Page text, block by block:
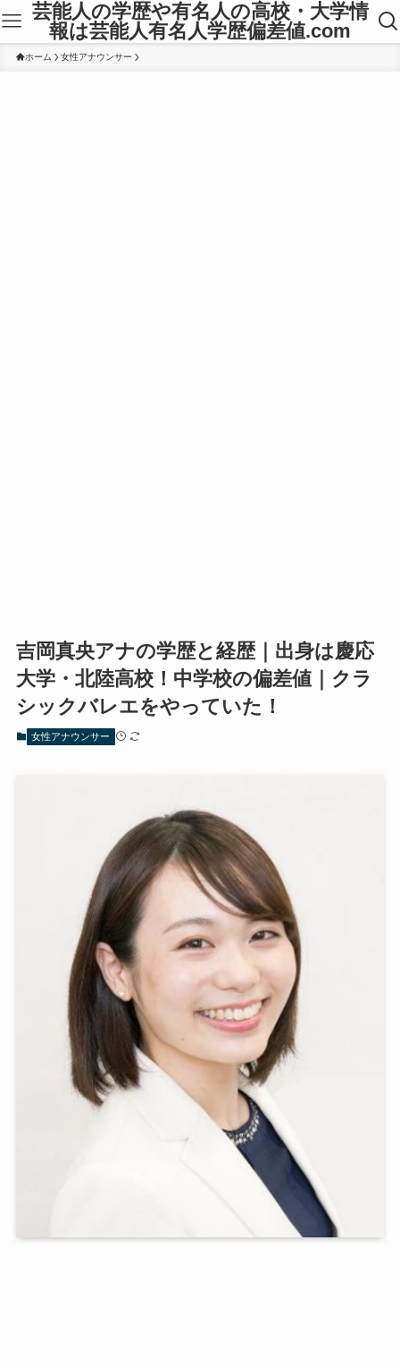
芸能人の学歴や有名人の高校・大学情
報は芸能人有名人学歴偏差値.com
ホーム 女性アナウンサー
吉岡真央アナの学歴と経歴｜出身は慶応
大学・北陸高校！中学校の偏差値｜クラ
シックバレエをやっていた！
女性アナウンサー